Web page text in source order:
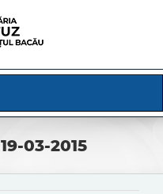
03-2015